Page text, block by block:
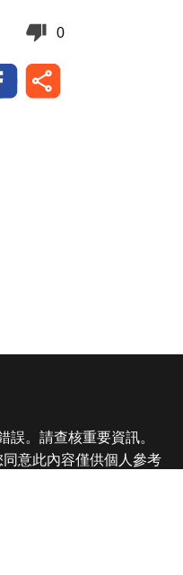
0
誤。請查核重要資訊。
意此內容僅供個人參考